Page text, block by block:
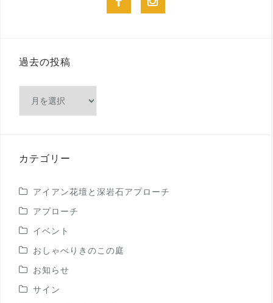
過去の投稿
稿
カテゴリー
アイアン花壇と深岩石アプローチ
アプローチ
イベント
おしゃべりきのこの庭
お知らせ
サイン